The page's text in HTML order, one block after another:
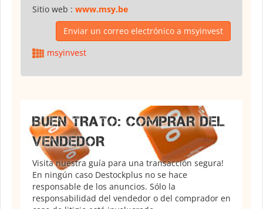
Sitio web : www.msy.be
Enviar un correo electrónico a msyinvest
msyinvest
BUEN TRATO: COMPRAR DEL
VENDEDOR
Visita nuestra guía para una transacción segura!
En ningún caso Destockplus no se hace
responsable de los anuncios. Sólo la
responsabilidad del vendedor o del comprador en